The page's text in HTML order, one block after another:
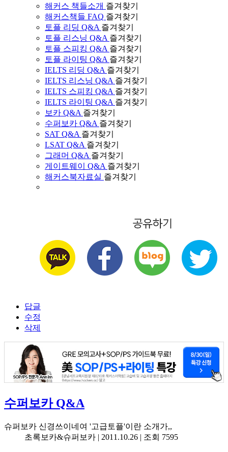
해커스 책들소개 즐겨찾기
해커스책들 FAQ 즐겨찾기
토플 리딩 Q&A 즐겨찾기
토플 리스닝 Q&A 즐겨찾기
토플 스피킹 Q&A 즐겨찾기
토플 라이팅 Q&A 즐겨찾기
IELTS 리딩 Q&A 즐겨찾기
IELTS 리스닝 Q&A 즐겨찾기
IELTS 스피킹 Q&A 즐겨찾기
IELTS 라이팅 Q&A 즐겨찾기
보카 Q&A 즐겨찾기
수퍼보카 Q&A 즐겨찾기
SAT Q&A 즐겨찾기
LSAT Q&A 즐겨찾기
그래머 Q&A 즐겨찾기
게이트웨이 Q&A 즐겨찾기
해커스북자료실 즐겨찾기
답글
수정
삭제
수퍼보카 Q&A
슈퍼보카 신경쓰이네여 '고급토플'이란 소개가,,
초록보카&슈퍼보카 | 2011.10.26 | 조회 7595